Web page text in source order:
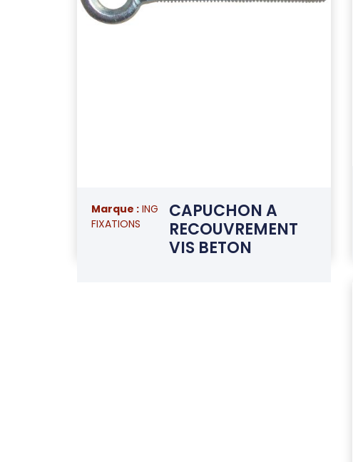
Marque : ANNEAU
Marque : ING
FIXATIONS
CAPUCHON A
RECOUVREMENT
VIS BETON